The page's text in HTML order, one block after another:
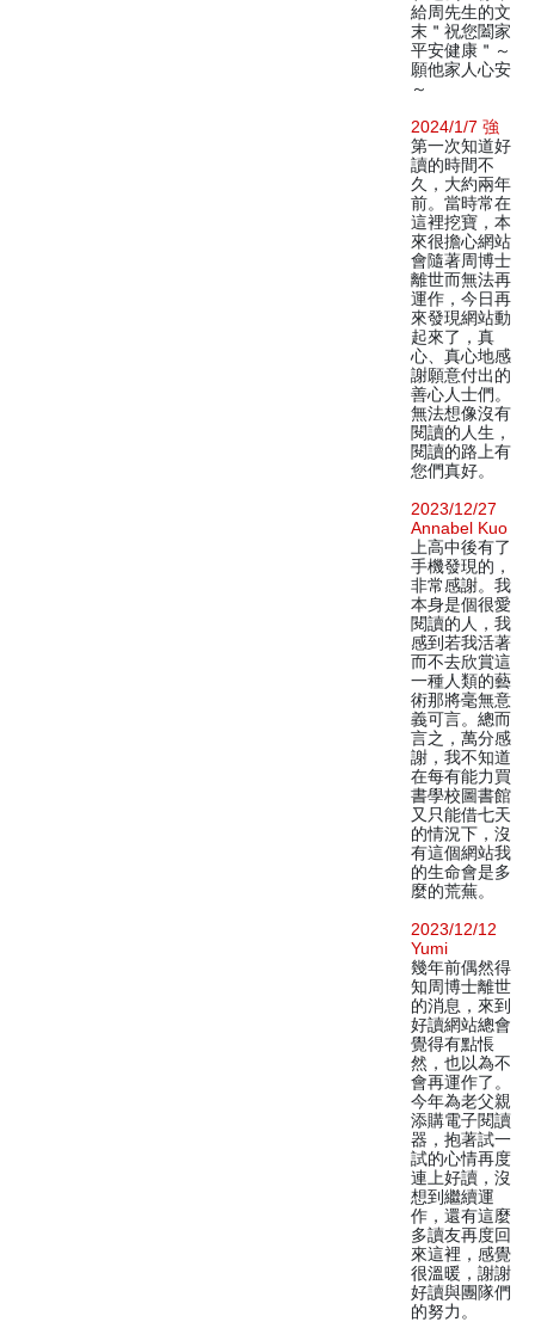
給周先生的文
末＂祝您闔家
平安健康＂～
願他家人心安
～
2024/1/7 強
第一次知道好
讀的時間不
久，大約兩年
前。當時常在
這裡挖寶，本
來很擔心網站
會隨著周博士
離世而無法再
運作，今日再
來發現網站動
起來了，真
心、真心地感
謝願意付出的
善心人士們。
無法想像沒有
閱讀的人生，
閱讀的路上有
您們真好。
2023/12/27
Annabel Kuo
上高中後有了
手機發現的，
非常感謝。我
本身是個很愛
閱讀的人，我
感到若我活著
而不去欣賞這
一種人類的藝
術那將毫無意
義可言。總而
言之，萬分感
謝，我不知道
在每有能力買
書學校圖書館
又只能借七天
的情況下，沒
有這個網站我
的生命會是多
麼的荒蕪。
2023/12/12
Yumi
幾年前偶然得
知周博士離世
的消息，來到
好讀網站總會
覺得有點悵
然，也以為不
會再運作了。
今年為老父親
添購電子閱讀
器，抱著試一
試的心情再度
連上好讀，沒
想到繼續運
作，還有這麼
多讀友再度回
來這裡，感覺
很溫暖，謝謝
好讀與團隊們
的努力。